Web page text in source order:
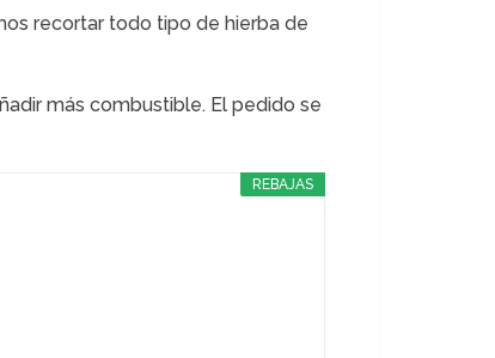
recortar todo tipo de hierba de
más combustible. El pedido se
REBAJAS